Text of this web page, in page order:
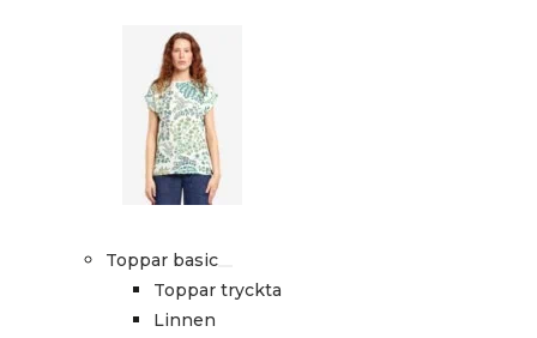
Toppar basic
Toppar tryckta
Linnen